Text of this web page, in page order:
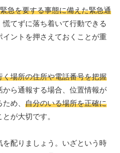
急を要する事態に備えた緊急通
てずに落ち着いて行動できる
ントを押さえておくことが重
場所の住所や電話番号を把握
から通報する場合、位置情報が
め、 自分のいる場所を正確に
とが大切です。
を配りましょう。いざという時